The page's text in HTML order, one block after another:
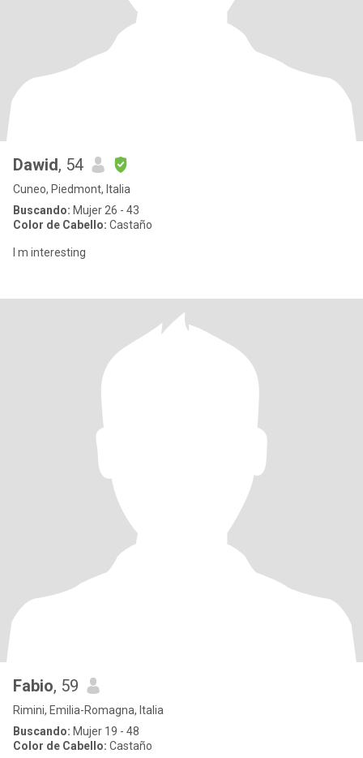
Dawid, 54
Cuneo, Piedmont, Italia
Buscando: Mujer 26 - 43
Color de Cabello: Castaño
I m interesting
Fabio, 59
Rimini, Emilia-Romagna, Italia
Buscando: Mujer 19 - 48
Color de Cabello: Castaño